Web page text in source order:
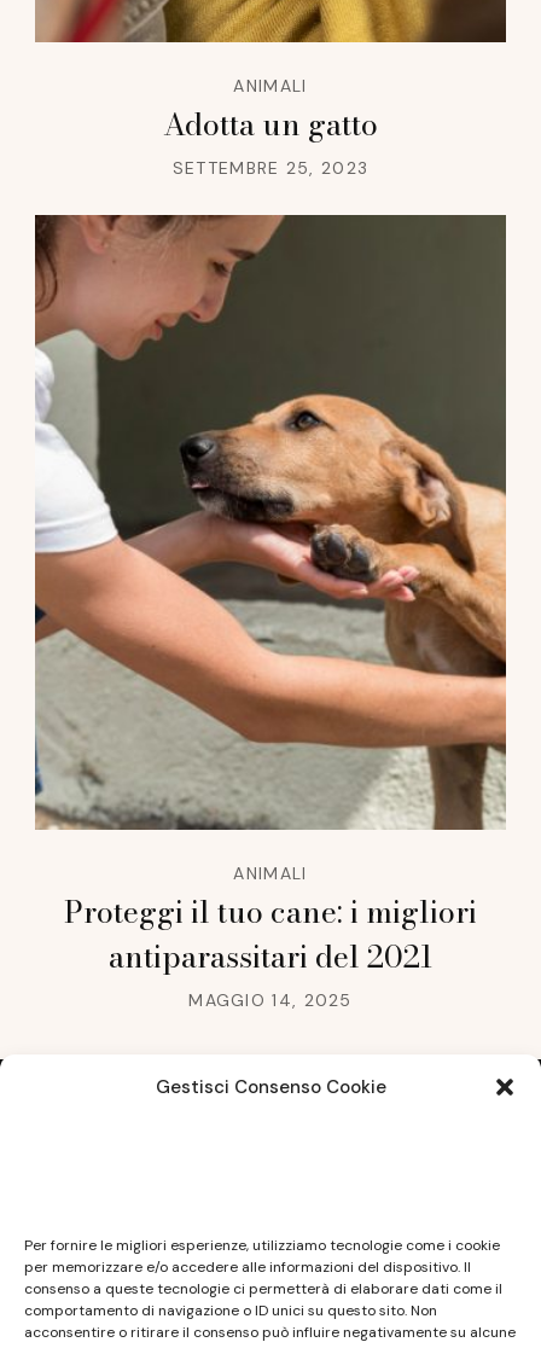
Gestisci Consenso Cookie
Per fornire le migliori esperienze, utilizziamo tecnologie come i cookie
per memorizzare e/o accedere alle informazioni del dispositivo. Il
consenso a queste tecnologie ci permetterà di elaborare dati come il
comportamento di navigazione o ID unici su questo sito. Non
acconsentire o ritirare il consenso può influire negativamente su alcune
ANIMALI
Adotta un gatto
SETTEMBRE 25, 2023
ANIMALI
Proteggi il tuo cane: i migliori
antiparassitari del 2021
MAGGIO 14, 2025
non ha carattere periodico essendo aggiornato
secondo la disponibilità e la reperibilità dei materiali.
Pertanto non può essere considerato in alcun modo